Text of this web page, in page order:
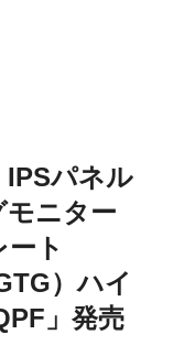
IPSパネル
ニター
ト
）ハイ
」発売